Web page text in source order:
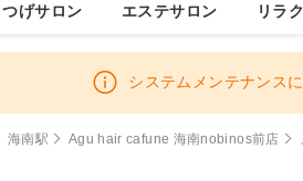
げサロン エステサロン リラ
システムメンテナンス
海南駅 Agu hair cafune 海南nobinos前店